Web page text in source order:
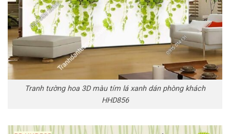
Tranh tường hoa 3D màu tím lá xanh dán phòng khách
HHD856